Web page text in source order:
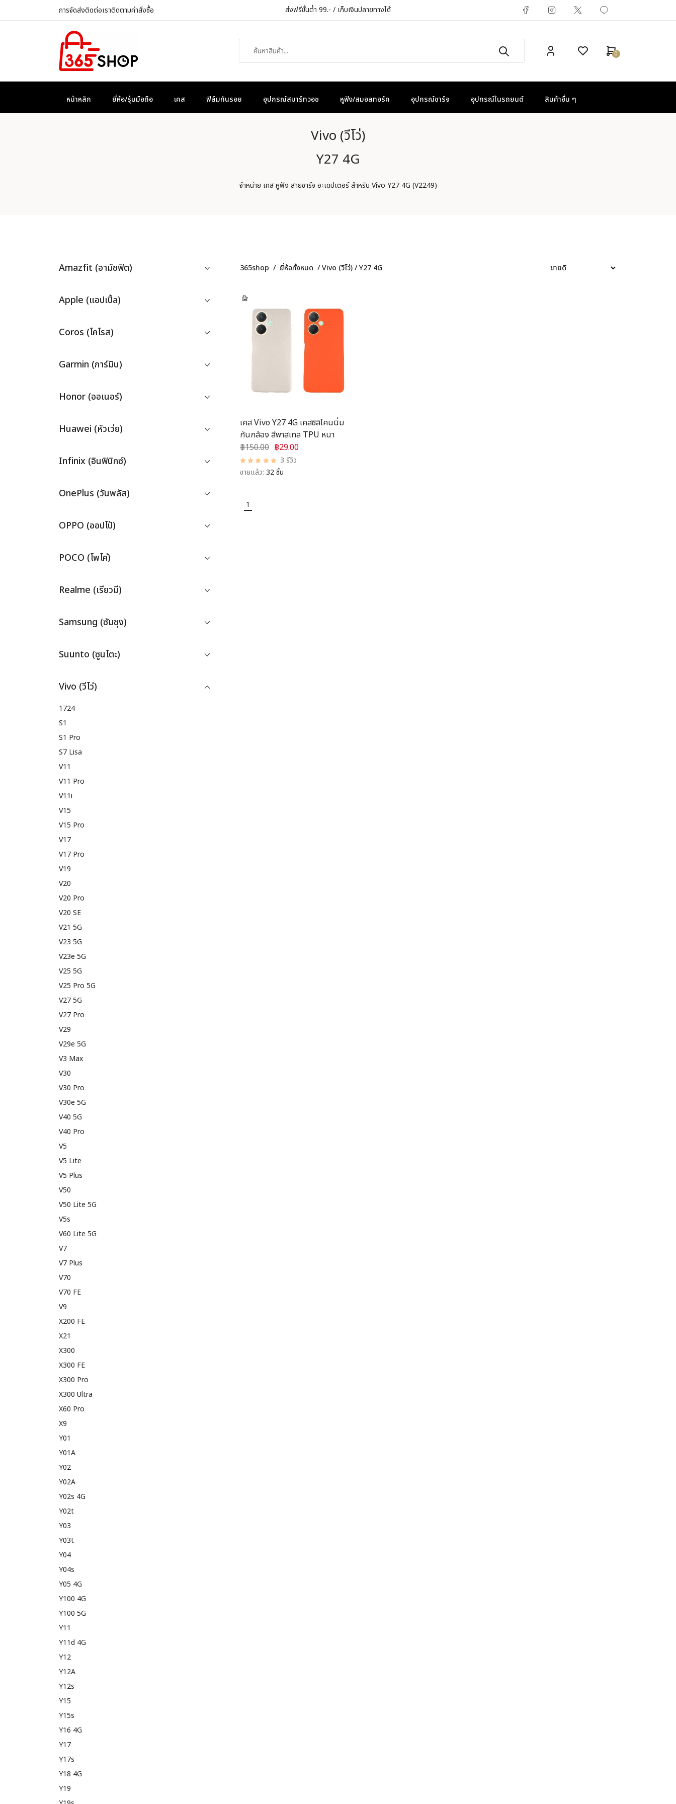
การจัดส่งติดต่อเราติดตามคำสั่งซื้อ ส่งฟรีขั้นต่ำ 99.- / เก็บเงินปลายทางได้
0
หน้าหลัก ยี่ห้อ/รุ่นมือถือ เคส ฟิล์มกันรอย อุปกรณ์สมาร์ทวอช หูฟัง/สมอลทอร์ค อุปกรณ์ชาร์จ อุปกรณ์ในรถยนต์ สินค้าอื่น ๆ
Vivo (วีโว่)
Y27 4G
จำหน่าย เคส หูฟัง สายชาร์จ อะเดปเตอร์ สำหรับ Vivo Y27 4G (V2249)
Amazfit (อามัซฟิต)
Apple (แอปเปิ้ล)
Coros (โคโรส)
Garmin (การ์มิน)
Honor (ออเนอร์)
Huawei (หัวเว่ย)
Infinix (อินฟินิกซ์)
OnePlus (วันพลัส)
OPPO (ออปโป้)
POCO (โพโค่)
Realme (เรียวมี)
Samsung (ซัมซุง)
Suunto (ซูนโตะ)
Vivo (วีโว่)
1724
S1
S1 Pro
S7 Lisa
V11
V11 Pro
V11i
V15
V15 Pro
V17
V17 Pro
V19
V20
V20 Pro
V20 SE
V21 5G
V23 5G
V23e 5G
V25 5G
V25 Pro 5G
V27 5G
V27 Pro
V29
V29e 5G
V3 Max
V30
V30 Pro
V30e 5G
V40 5G
V40 Pro
V5
V5 Lite
V5 Plus
V50
V50 Lite 5G
V5s
V60 Lite 5G
V7
V7 Plus
V70
V70 FE
V9
X200 FE
X21
X300
X300 FE
X300 Pro
X300 Ultra
X60 Pro
X9
Y01
Y01A
Y02
Y02A
Y02s 4G
Y02t
Y03
Y03t
Y04
Y04s
Y05 4G
Y100 4G
Y100 5G
Y11
Y11d 4G
Y12
Y12A
Y12s
Y15
Y15s
Y16 4G
Y17
Y17s
Y18 4G
Y19
365shop / ยี่ห้อทั้งหมด /Vivo (วีโว่)/Y27 4G
เคส Vivo Y27 4G เคสซิลิโคนนิ่ม
กันกล้อง สีพาสเทล TPU หนา
฿150.00 ฿29.00
3 รีวิว
ขายแล้ว: 32 ชิ้น
1